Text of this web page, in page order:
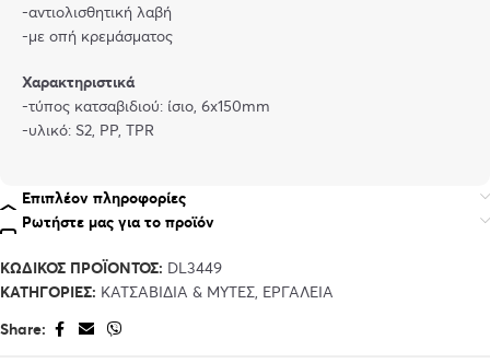
-αντιολισθητική λαβή
-με οπή κρεμάσματος
Χαρακτηριστικά
-τύπος κατσαβιδιού: ίσιο, 6x150mm
-υλικό: S2, PP, TPR
Επιπλέον πληροφορίες
Ρωτήστε μας για το προϊόν
ΚΩΔΙΚΌΣ ΠΡΟΪΌΝΤΟΣ: DL3449
ΚΑΤΗΓΟΡΊΕΣ: ΚΑΤΣΑΒΊΔΙΑ & ΜΎΤΕΣ, ΕΡΓΑΛΕΊΑ
Share: